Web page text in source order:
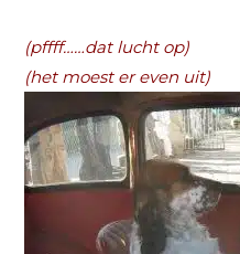
(pffff……dat lucht op)
(het moest er even uit)